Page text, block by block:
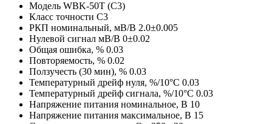
Модель WBK-50T (C3)
Класс точности C3
РКП номинальный, мВ/В 2.0±0.005
Нулевой сигнал мВ/В 0±0.02
Общая ошибка, % 0.03
Повторяемость, % 0.02
Ползучесть (30 мин), % 0.03
Температурный дрейф нуля, %/10°C 0.03
Температурный дрейф сигнала, %/10°C 0.03
Напряжение питания номинальное, В 10
Напряжение питания максимальное, В 15